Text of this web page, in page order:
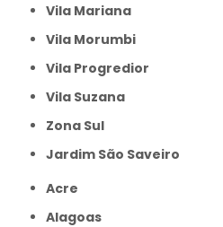
Vila Mariana
Vila Morumbi
Vila Progredior
Vila Suzana
Zona Sul
jardim São Saveiro
Acre
Alagoas